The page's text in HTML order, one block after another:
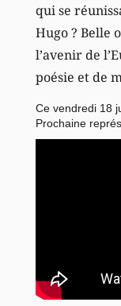
qui se
Hugo ? Belle
l’avenir de
poésie et de
Ce vendredi 18
Prochaine